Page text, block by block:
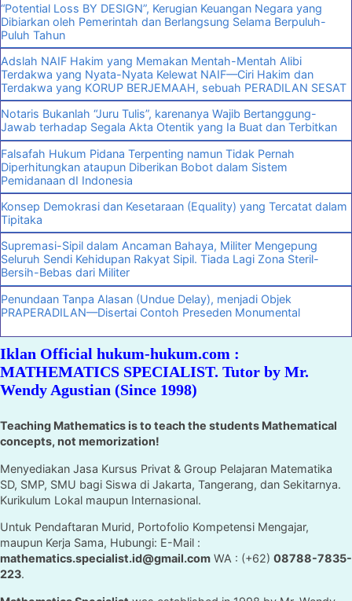
“Potential Loss BY DESIGN”, Kerugian Keuangan Negara yang
Dibiarkan oleh Pemerintah dan Berlangsung Selama Berpuluh-
Puluh Tahun
Adslah NAIF Hakim yang Memakan Mentah-Mentah Alibi
Terdakwa yang Nyata-Nyata Kelewat NAIF—Ciri Hakim dan
Terdakwa yang KORUP BERJEMAAH, sebuah PERADILAN SESAT
Notaris Bukanlah “Juru Tulis”, karenanya Wajib Bertanggung-
Jawab terhadap Segala Akta Otentik yang Ia Buat dan Terbitkan
Falsafah Hukum Pidana Terpenting namun Tidak Pernah
Diperhitungkan ataupun Diberikan Bobot dalam Sistem
Pemidanaan dI Indonesia
Konsep Demokrasi dan Kesetaraan (Equality) yang Tercatat dalam
Tipitaka
Supremasi-Sipil dalam Ancaman Bahaya, Militer Mengepung
Seluruh Sendi Kehidupan Rakyat Sipil. Tiada Lagi Zona Steril-
Bersih-Bebas dari Militer
Penundaan Tanpa Alasan (Undue Delay), menjadi Objek
PRAPERADILAN—Disertai Contoh Preseden Monumental
Iklan Official hukum-hukum.com :
MATHEMATICS SPECIALIST. Tutor by Mr.
Wendy Agustian (Since 1998)
Teaching Mathematics is to teach the students Mathematical
concepts, not memorization!
Menyediakan Jasa Kursus Privat & Group Pelajaran Matematika
SD, SMP, SMU bagi Siswa di Jakarta, Tangerang, dan Sekitarnya.
Kurikulum Lokal maupun Internasional.
Untuk Pendaftaran Murid, Portofolio Kompetensi Mengajar,
maupun Kerja Sama, Hubungi: E-Mail :
mathematics.specialist.id@gmail.com WA : (+62) 08788-7835-
223.